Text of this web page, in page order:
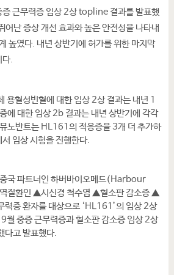
증 근무력증 임상 2상 topline 결과를 발표했
난 증상 개선 효과와 높은 안전성을 나타내
높였다. 내년 상반기에 허가를 위한 마지막
다.
용혈성빈혈에 대한 임상 2상 결과는 내년 1
에 대한 임상 2b 결과는 내년 상반기에 각각
노반트는 HL161의 적응증을 3개 더 추가하
임상 시험을 진행한다.
국 파트너인 하버바이오메드(Harbour
질환인 ▲시신경 척수염 ▲혈소판 감소증 ▲
력증 환자를 대상으로 ‘HL161’의 임상 2상
월 중증 근무력증과 혈소판 감소증 임상 2상
다고 발표했다.